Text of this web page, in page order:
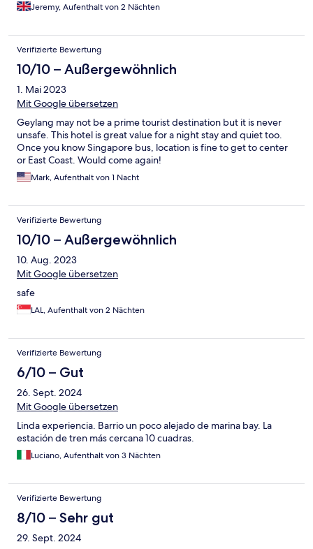
Jeremy, Aufenthalt von 2 Nächten
Verifizierte Bewertung
10/10 – Außergewöhnlich
1. Mai 2023
Mit Google übersetzen
Geylang may not be a prime tourist destination but it is never
unsafe. This hotel is great value for a night stay and quiet too.
Once you know Singapore bus, location is fine to get to center
or East Coast. Would come again!
Mark, Aufenthalt von 1 Nacht
Verifizierte Bewertung
10/10 – Außergewöhnlich
10. Aug. 2023
Mit Google übersetzen
safe
LAL, Aufenthalt von 2 Nächten
Verifizierte Bewertung
6/10 – Gut
26. Sept. 2024
Mit Google übersetzen
Linda experiencia. Barrio un poco alejado de marina bay. La
estación de tren más cercana 10 cuadras.
Luciano, Aufenthalt von 3 Nächten
Verifizierte Bewertung
8/10 – Sehr gut
29. Sept. 2024